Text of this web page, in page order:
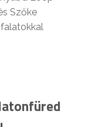
Szőke